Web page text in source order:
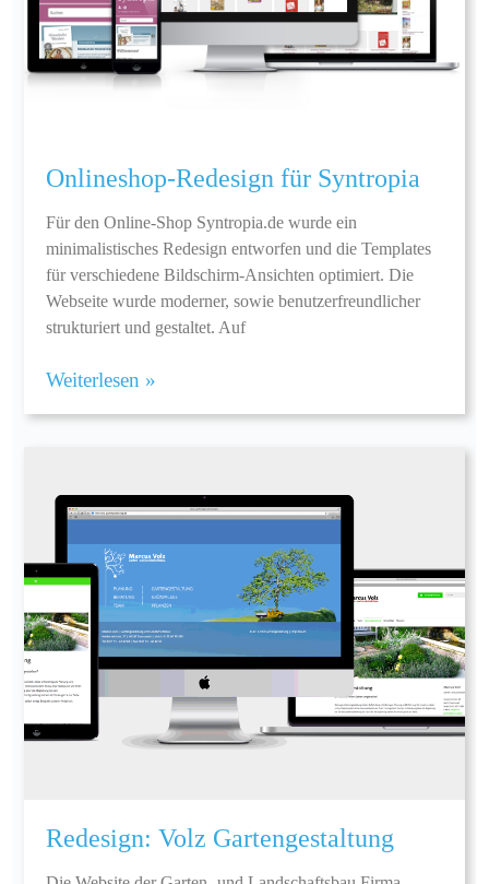
Onlineshop-Redesign für Syntropia
Für den Online-Shop Syntropia.de wurde ein
minimalistisches Redesign entworfen und die Templates
für verschiedene Bildschirm-Ansichten optimiert. Die
Webseite wurde moderner, sowie benutzerfreundlicher
strukturiert und gestaltet. Auf
Weiterlesen »
Redesign: Volz Gartengestaltung